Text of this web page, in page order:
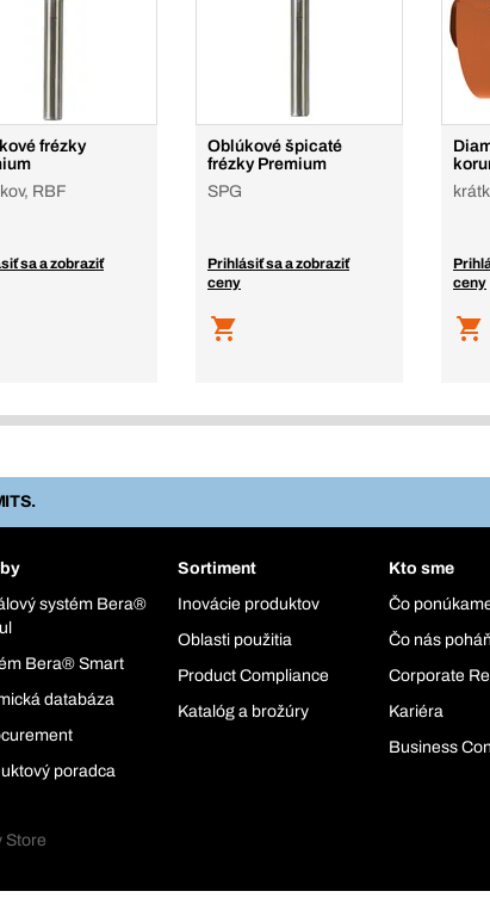
frézky
RBF
sa a zobraziť
Oblúkové špicaté
frézky Premium
SPG
Prihlásiť sa a zobraziť
ceny
ceny
systém Bera®
Bera® Smart
databáza
poradca
Sortiment
Inovácie produktov
Oblasti použitia
Product Compliance
Katalóg a brožúry
Kto sme
Čo
Čo nás
Corporate
Kariéra
Business